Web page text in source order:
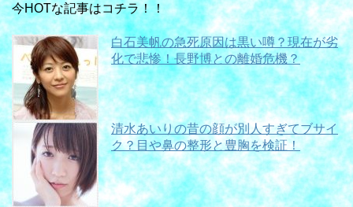
今HOTな記事はコチラ！！
白石美帆の急死原因は黒い噂？現在が劣
化で悲惨！長野博との離婚危機？
清水あいりの昔の顔が別人すぎてブサイ
ク？目や鼻の整形と豊胸を検証！